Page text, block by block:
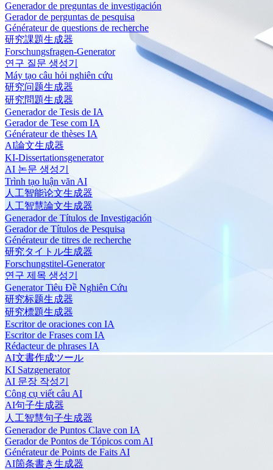
Generador de preguntas de investigación
Gerador de perguntas de pesquisa
Générateur de questions de recherche
研究課題生成器
Forschungsfragen-Generator
연구 질문 생성기
Máy tạo câu hỏi nghiên cứu
研究问题生成器
研究問題生成器
Generador de Tesis de IA
Gerador de Tese com IA
Générateur de thèses IA
AI論文生成器
KI-Dissertationsgenerator
AI 논문 생성기
Trình tạo luận văn AI
人工智能论文生成器
人工智慧論文生成器
Generador de Títulos de Investigación
Gerador de Títulos de Pesquisa
Générateur de titres de recherche
研究タイトル生成器
Forschungstitel-Generator
연구 제목 생성기
Generator Tiêu Đề Nghiên Cứu
研究标题生成器
研究標題生成器
Escritor de oraciones con IA
Escritor de Frases com IA
Rédacteur de phrases IA
AI文書作成ツール
KI Satzgenerator
AI 문장 작성기
Công cụ viết câu AI
AI句子生成器
人工智慧句子生成器
Generador de Puntos Clave con IA
Gerador de Pontos de Tópicos com AI
Générateur de Points de Faits AI
AI箇条書き生成器